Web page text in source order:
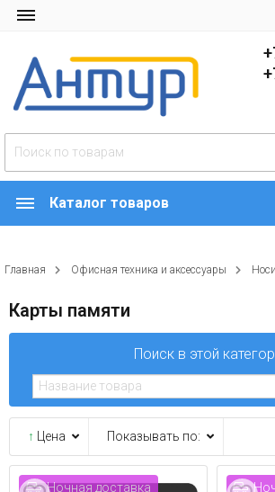
Каталог товаров
Главная Офисная техника и аксессуары
Карты памяти
Поиск в этой
↑ Цена Показывать по:
Ночная доставка